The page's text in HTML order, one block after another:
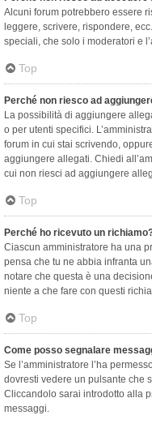
Alcuni forum potrebbero essere
leggere, scrivere, rispondere,
speciali, che solo i moderatori e
Top
Perché non riesco ad
La possibilità di aggiungere
o per utenti specifici.
forum in cui stai scrivendo,
aggiungere allegati. Chiedi
cui non riesci ad aggiungere
Top
Perché ho ricevuto un
Ciascun amministratore ha una
pensa che tu ne abbia infranta
notare che questa è una
niente a che fare con questi
Top
Come posso segnalare
Se l’amministratore l’ha
dovresti vedere un pulsante che
Cliccandolo sarai introdotto alla
messaggi.